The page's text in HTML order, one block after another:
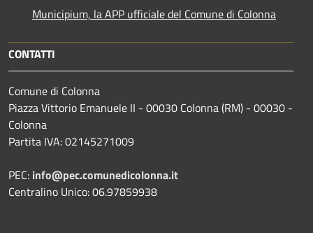
Municipium, la APP ufficiale del Comune di Colonna
CONTATTI
Comune di Colonna
Piazza Vittorio Emanuele II - 00030 Colonna (RM) - 00030 -
Colonna
Partita IVA: 02145271009
PEC: info@pec.comunedicolonna.it
Centralino Unico: 06.97859938